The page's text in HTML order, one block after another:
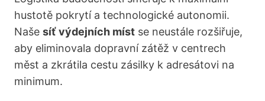
hustotě pokrytí a technologické autonomii.
Naše síť výdejních míst se neustále rozšiřuje,
aby eliminovala dopravní zátěž v centrech
měst a zkrátila cestu zásilky k adresátovi na
minimum.